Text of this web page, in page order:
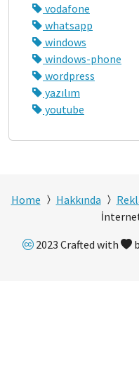
vodafone
whatsapp
windows
windows-phone
wordpress
yazılım
youtube
Home Hakkında
2023 Crafted with